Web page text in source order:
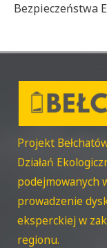
Bezpieczeństwa
Projekt
Działań
podejmowanych
prowadzenie
eksperckiej w
regionu.